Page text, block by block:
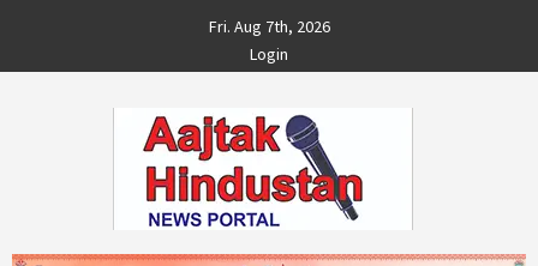
content
Fri. Aug 7th, 2026
Login